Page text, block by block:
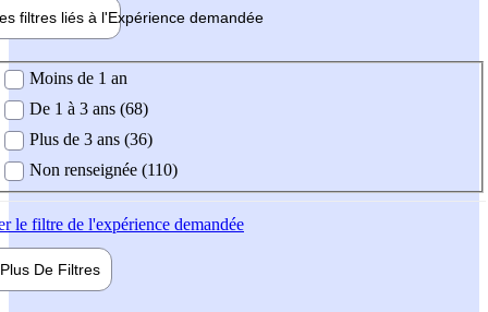
filtres liés à l'Expérience demandée
demandée
Moins de 1 an
De 1 à 3 ans (68)
Plus de 3 ans (36)
Non renseignée (110)
le filtre de l'expérience demandée
Plus De Filtres